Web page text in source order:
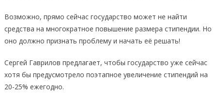
Возможно, прямо сейчас государство может не найти
средства на многократное повышение размера стипендии. Но
оно должно признать проблему и начать её решать!
Сергей Гаврилов предлагает, чтобы государство уже сейчас
хотя бы предусмотрело поэтапное увеличение стипендий на
20-25% ежегодно.